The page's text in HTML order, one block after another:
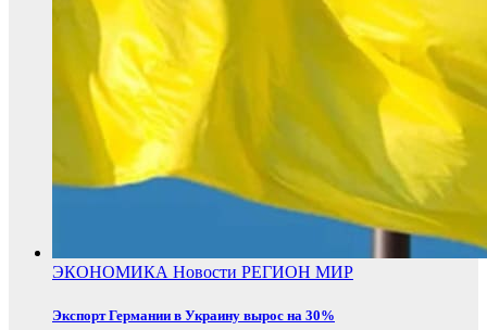
ЭКОНОМИКА Новости РЕГИОН МИР
Экспорт Германии в Украину вырос на 30%